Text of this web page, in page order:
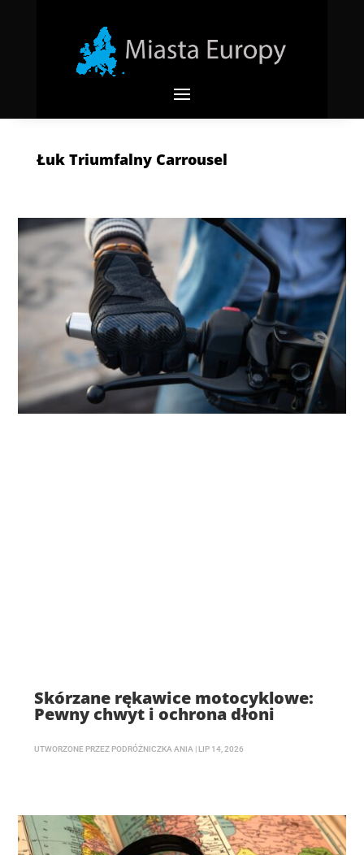
Łuk Triumfalny Carrousel
Skórzane rękawice motocyklowe:
Pewny chwyt i ochrona dłoni
UTWORZONE PRZEZ PODRÓŻNICZKA ANIA LIP 14, 2026